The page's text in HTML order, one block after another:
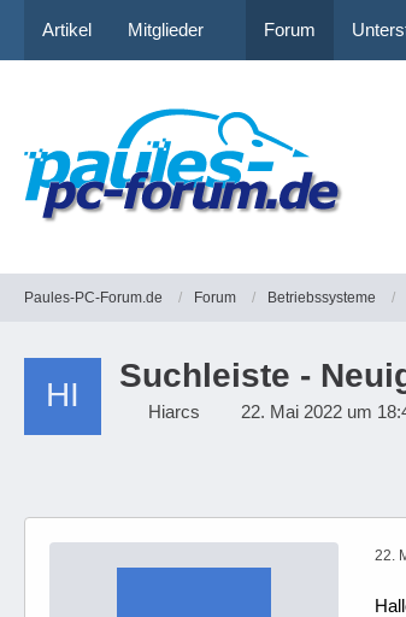
Artikel Mitglieder Forum
Paules-PC-Forum.de Forum Betriebssysteme
Suchleiste -
Hiarcs 22. Mai 2022 um
22.